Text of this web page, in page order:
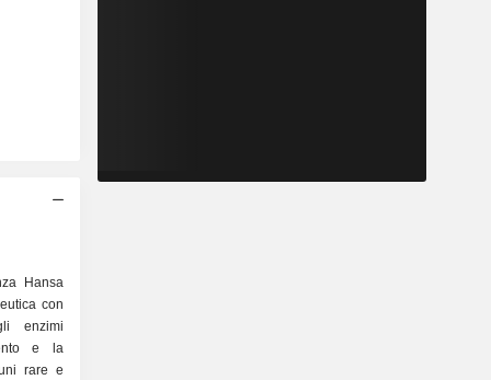
Hansa
con
enzimi
e la
rare e